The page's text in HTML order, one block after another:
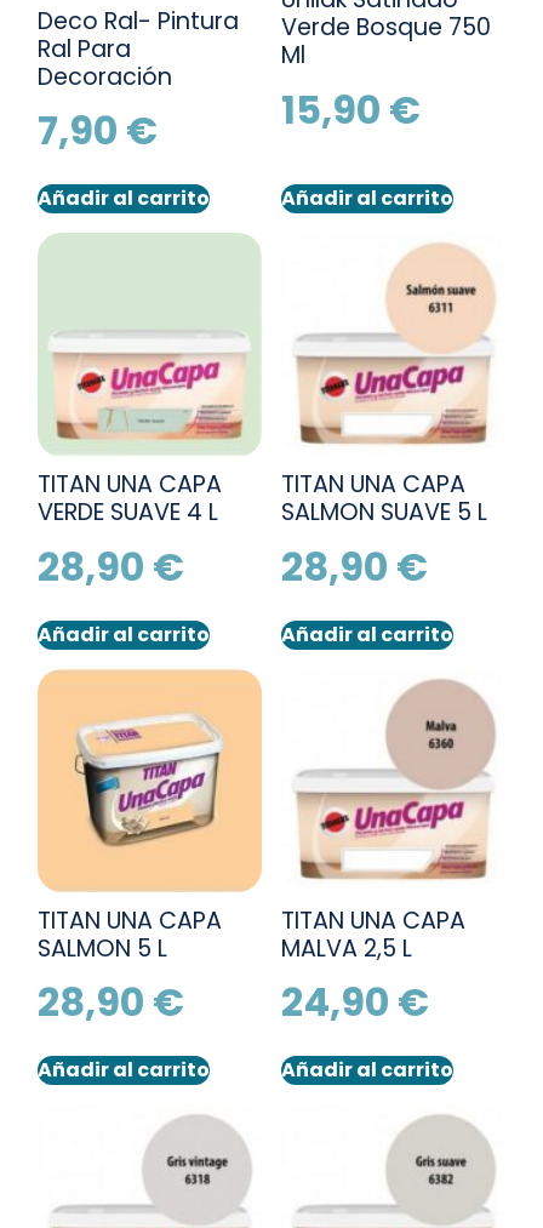
Deco Ral- Pintura
Ral Para
Decoración
7,90 €
Añadir al carrito
Verde Bosque 750
Ml
15,90 €
Añadir al carrito
TITAN UNA CAPA
VERDE SUAVE 4 L
28,90 €
Añadir al carrito
TITAN UNA CAPA
SALMON SUAVE 5 L
28,90 €
Añadir al carrito
TITAN UNA CAPA
SALMON 5 L
28,90 €
Añadir al carrito
TITAN UNA CAPA
MALVA 2,5 L
24,90 €
Añadir al carrito